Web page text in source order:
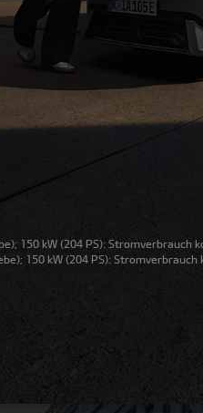
150 kW (204 PS): Stromverbrauch
150 kW (204 PS): Stromverbrauch